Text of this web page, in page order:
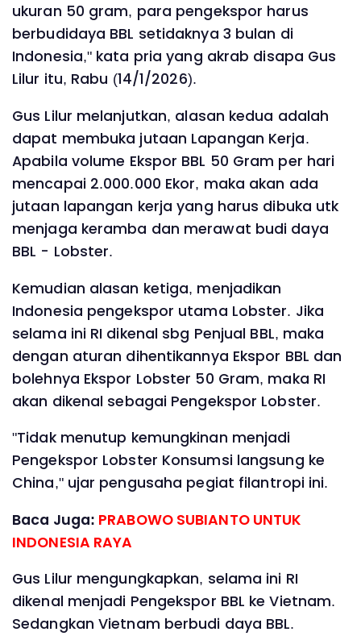
ukuran 50 gram, para pengekspor harus
berbudidaya BBL setidaknya 3 bulan di
Indonesia," kata pria yang akrab disapa Gus
Lilur itu, Rabu (14/1/2026).
Gus Lilur melanjutkan, alasan kedua adalah
dapat membuka jutaan Lapangan Kerja.
Apabila volume Ekspor BBL 50 Gram per hari
mencapai 2.000.000 Ekor, maka akan ada
jutaan lapangan kerja yang harus dibuka utk
menjaga keramba dan merawat budi daya
BBL - Lobster.
Kemudian alasan ketiga, menjadikan
Indonesia pengekspor utama Lobster. Jika
selama ini RI dikenal sbg Penjual BBL, maka
dengan aturan dihentikannya Ekspor BBL dan
bolehnya Ekspor Lobster 50 Gram, maka RI
akan dikenal sebagai Pengekspor Lobster.
"Tidak menutup kemungkinan menjadi
Pengekspor Lobster Konsumsi langsung ke
China," ujar pengusaha pegiat filantropi ini.
Baca Juga: PRABOWO SUBIANTO UNTUK
INDONESIA RAYA
Gus Lilur mengungkapkan, selama ini RI
dikenal menjadi Pengekspor BBL ke Vietnam.
Sedangkan Vietnam berbudi daya BBL.